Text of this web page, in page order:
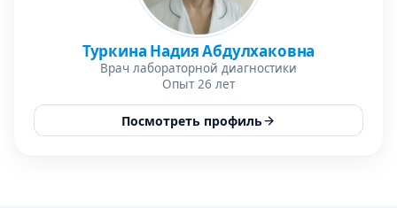
Туркина Надия Абдулхаковна
Врач лабораторной диагностики
Опыт 26 лет
Посмотреть профиль